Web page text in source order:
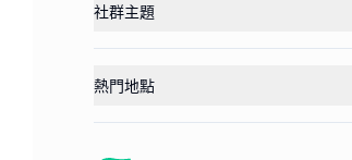
社群主題
熱門地點